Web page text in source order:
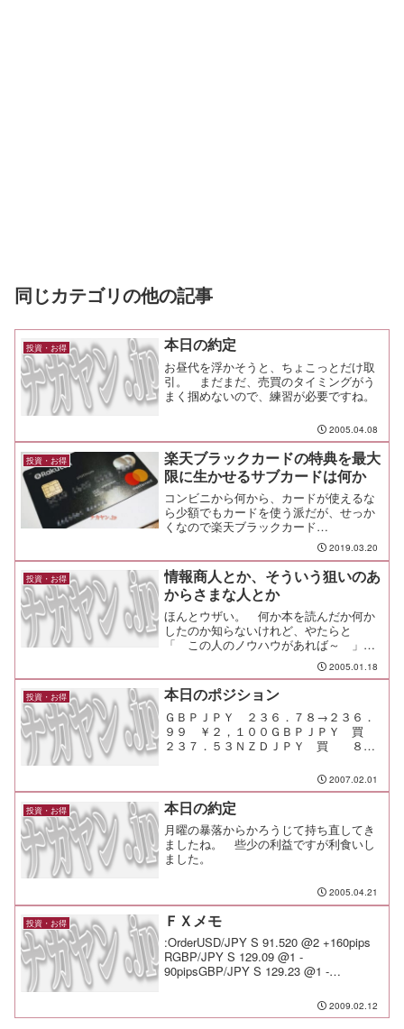
同じカテゴリの他の記事
投資・お得 本日の約定
お昼代を浮かそうと、ちょこっとだけ取
引。 まだまだ、売買のタイミングがう
まく掴めないので、練習が必要ですね。
2005.04.08
投資・お得
楽天ブラックカードの特典を最大
限に生かせるサブカードは何か
コンビニから何から、カードが使えるな
ら少額でもカードを使う派だが、せっか
くなので楽天ブラックカード
（MasterCard）をメインカードにするこ
とにした。 ただし、複数のカードブラ
ンドは万が一のために確保しておく主義
で、引落口座もカード毎に...
2019.03.20
投資・お得
情報商人とか、そういう狙いのあ
からさまな人とか
ほんとウザい。 何か本を読んだか何か
したのか知らないけれど、やたらと
「 この人のノウハウがあれば～ 」
とか、「 この情報で集客が～ 」 っ
てのが多すぎてキモい。 そんなのがト
ラックバック送ってくるのがウザ過ぎて
キモい。 やめて欲しい。 来るたんび
に消してる。 トラックバックを打ちすぎ
るのも、露出...
2005.01.18
投資・お得 本日のポジション
ＧＢＰＪＰＹ ２３６．７８→２３６．
９９ ￥２，１００ＧＢＰＪＰＹ 買
２３７．５３ＮＺＤＪＰＹ 買 ８
３．００ ￥１００ＥＵＲＪＰＹ 買
１５７．７３ちょっと円高になってまし
たか。現保有ＥＵＲＪＰＹ ...
2007.02.01
投資・お得 本日の約定
月曜の暴落からかろうじて持ち直してき
ましたね。 些少の利益ですが利食いし
ました。
2005.04.21
投資・お得 ＦＸメモ
:OrderUSD/JPY S 91.520 @2 +160pips
RGBP/JPY S 129.09 @1 -
90pipsGBP/JPY S 129.23 @1 -
2009.02.12